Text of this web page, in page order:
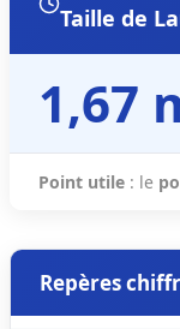
Taille de
1,67
Point utile : le
Repères